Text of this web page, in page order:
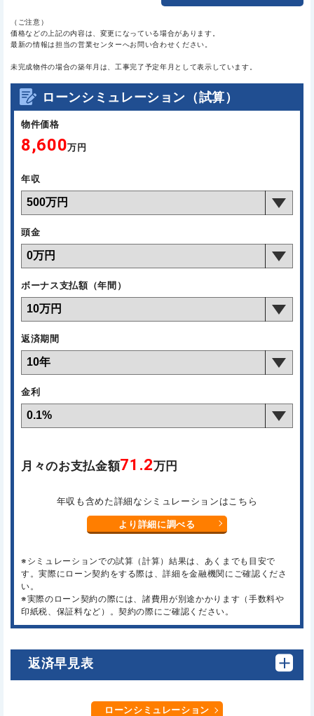
（ご注意）
価格などの上記の内容は、変更になっている場合があります。
最新の情報は担当の営業センターへお問い合わせください。
未完成物件の場合の築年月は、工事完了予定年月として表示しています。
ローンシミュレーション（試算）
物件価格
8,600万円
年収
頭金
ボーナス支払額（年間）
返済期間
金利
月々のお支払金額71.2万円
年収も含めた詳細なシミュレーションはこちら
より詳細に調べる
※シミュレーションでの試算（計算）結果は、あくまでも目安で
す。実際にローン契約をする際は、詳細を金融機関にご確認くださ
い。
※実際のローン契約の際には、諸費用が別途かかります（手数料や
印紙税、保証料など）。契約の際にご確認ください。
返済早見表
ローンシミュレーション